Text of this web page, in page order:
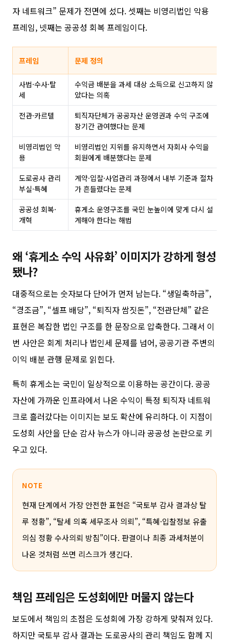
자 네트워크” 문제가 전면에 섰다. 셋째는 비영리법인 악용
프레임, 넷째는 공공성 회복 프레임이다.
프레임 문제 정의
사법·수사·탈
세
수익금 배분을 과세 대상 소득으로 신고하지 않
았다는 의혹
전관·카르텔
퇴직자단체가 공공자산 운영권과 수익 구조에
장기간 관여했다는 문제
비영리법인 악
용
비영리법인 지위를 유지하면서 자회사 수익을
회원에게 배분했다는 문제
도로공사 관리
부실·특혜
계약·입찰·사업관리 과정에서 내부 기준과 절차
가 흔들렸다는 문제
공공성 회복·
개혁
휴게소 운영구조를 국민 눈높이에 맞게 다시 설
계해야 한다는 해법
왜 ‘휴게소 수익 사유화’ 이미지가 강하게 형성
됐나?
대중적으로는 숫자보다 단어가 먼저 남는다. “생일축하금”,
“경조금”, “셀프 배당”, “퇴직자 쌈짓돈”, “전관단체” 같은
표현은 복잡한 법인 구조를 한 문장으로 압축한다. 그래서 이
번 사안은 회계 처리나 법인세 문제를 넘어, 공공기관 주변의
이익 배분 관행 문제로 읽힌다.
특히 휴게소는 국민이 일상적으로 이용하는 공간이다. 공공
자산에 가까운 인프라에서 나온 수익이 특정 퇴직자 네트워
크로 흘러갔다는 이미지는 보도 확산에 유리하다. 이 지점이
도성회 사안을 단순 감사 뉴스가 아니라 공공성 논란으로 키
우고 있다.
NOTE
현재 단계에서 가장 안전한 표현은 “국토부 감사 결과상 탈
루 정황”, “탈세 의혹 세무조사 의뢰”, “특혜·입찰정보 유출
의심 정황 수사의뢰 방침”이다. 판결이나 최종 과세처분이
나온 것처럼 쓰면 리스크가 생긴다.
책임 프레임은 도성회에만 머물지 않는다
보도에서 책임의 초점은 도성회에 가장 강하게 맞춰져 있다.
하지만 국토부 감사 결과는 도로공사의 관리 책임도 함께 지